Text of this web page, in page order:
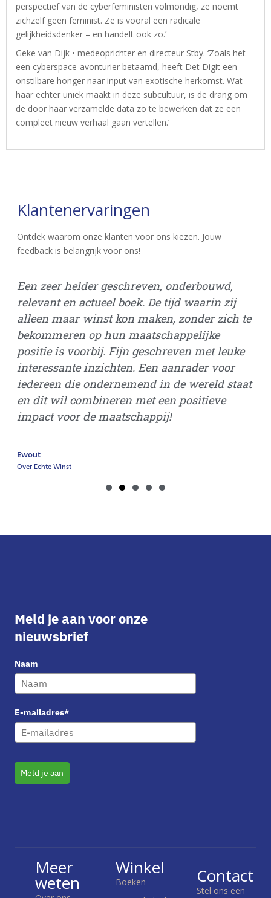
perspectief van de cyberfeministen volmondig, ze noemt
zichzelf geen feminist. Ze is vooral een radicale
gelijkheidsdenker – en handelt ook zo.’
Geke van Dijk • medeoprichter en directeur Stby. ‘Zoals het
een cyberspace-avonturier betaamd, heeft Det Digit een
onstilbare honger naar input van exotische herkomst. Wat
haar echter uniek maakt in deze subcultuur, is de drang om
de door haar verzamelde data zo te bewerken dat ze een
compleet nieuw verhaal gaan vertellen.’
Klantenervaringen
Ontdek waarom onze klanten voor ons kiezen. Jouw
feedback is belangrijk voor ons!
Een zeer helder geschreven, onderbouwd,
relevant en actueel boek. De tijd waarin zij
alleen maar winst kon maken, zonder zich te
bekommeren op hun maatschappelijke
positie is voorbij. Fijn geschreven met leuke
interessante inzichten. Een aanrader voor
iedereen die ondernemend in de wereld staat
en dit wil combineren met een positieve
impact voor de maatschappij!
Ewout
Over Echte Winst
Meld je aan voor onze
nieuwsbrief
Naam
E-mailadres*
Meld je aan
Meer
weten
Winkel
Boeken
Contact
Stel ons een